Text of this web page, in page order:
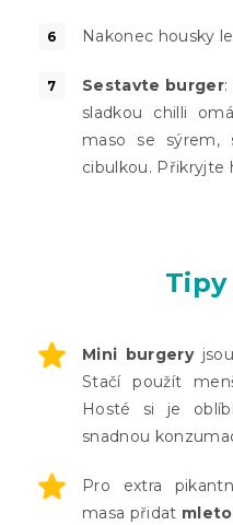
Nakonec housky
Sestavte burger
sladkou chilli
maso se sýrem,
cibulkou. Přikryjte
Mini burgeryjsou
Stačí použít
Hosté si je
snadnou
Pro extra
masa přidat